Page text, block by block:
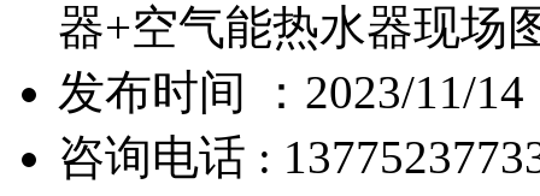
器+空气能热水器现场
发布时间 ：2023/11/14
咨询电话 :